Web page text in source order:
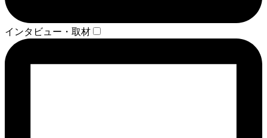
インタビュー・取材